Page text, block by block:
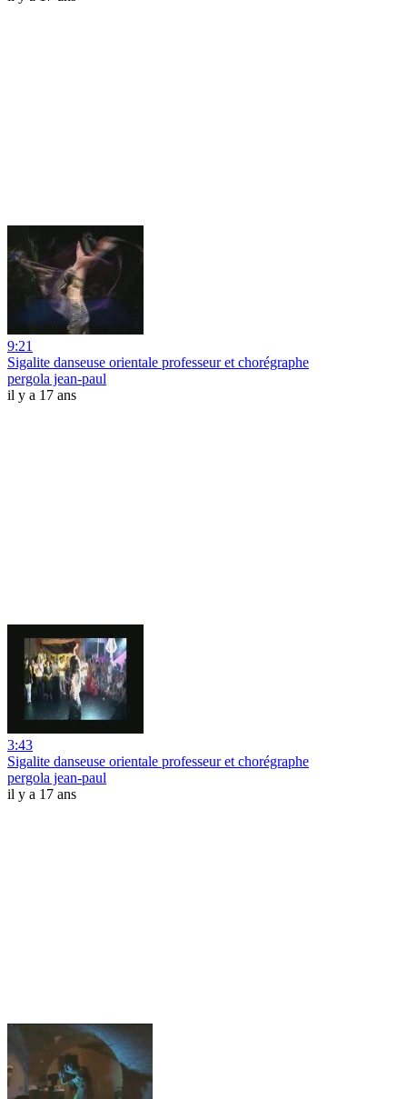
9:21
Sigalite danseuse orientale professeur et chorégraphe
pergola jean-paul
il y a 17 ans
3:43
Sigalite danseuse orientale professeur et chorégraphe
pergola jean-paul
il y a 17 ans